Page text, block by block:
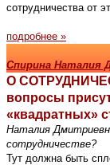
сотрудничества от
подробнее »
Спирина Наталия
О
вопросы
«квадратных»
Наталия
сотрудничестве?
Тут должна быть